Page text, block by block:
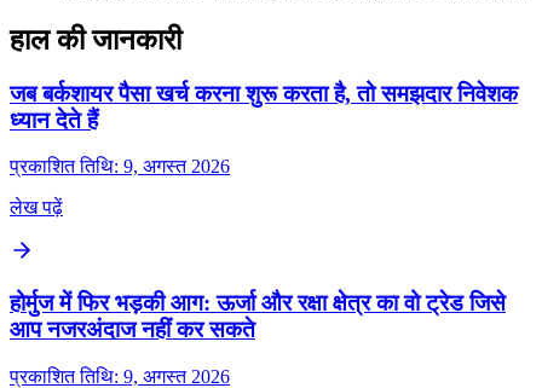
हाल की जानकारी
जब बर्कशायर पैसा खर्च करना शुरू करता है, तो समझदार निवेशक
ध्यान देते हैं
प्रकाशित तिथि: 9, अगस्त 2026
लेख पढ़ें
होर्मुज में फिर भड़की आग: ऊर्जा और रक्षा क्षेत्र का वो ट्रेड जिसे
आप नजरअंदाज नहीं कर सकते
प्रकाशित तिथि: 9, अगस्त 2026